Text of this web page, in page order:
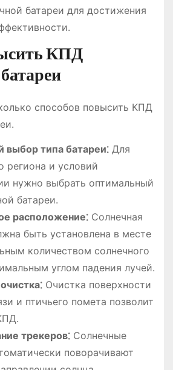
батареи для достижения
КПД
способов повысить КПД
выбор типа батареи⁚Для
региона и условий
нужно выбрать оптимальный
батареи.
расположение⁚Солнечная
быть установлена в месте
количеством солнечного
углом падения лучей.
Очистка поверхности
и птичьего помета позволит
трекеров⁚Солнечные
поворачивают